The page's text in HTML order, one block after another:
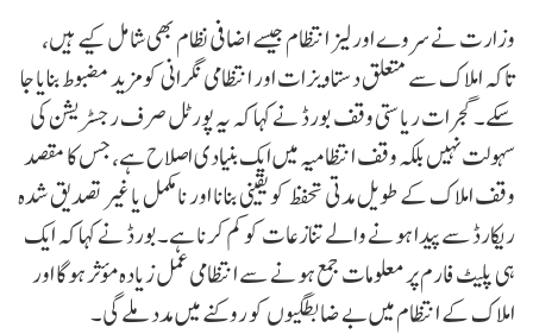
وزارت نے سروے اور لیز انتظام جیسے اضافی نظام بھی شامل کیے ہیں،
تاکہ املاک سے متعلق دستاویزات اور انتظامی نگرانی کو مزید مضبوط بنایا جا
سکے۔ گجرات ریاستی وقف بورڈ نے کہا کہ یہ پورٹل صرف رجسٹریشن کی
سہولت نہیں بلکہ وقف انتظامیہ میں ایک بنیادی اصلاح ہے، جس کا مقصد
وقف املاک کے طویل مدتی تحفظ کو یقینی بنانا اور نامکمل یا غیر تصدیق شدہ
ریکارڈ سے پیدا ہونے والے تنازعات کو کم کرنا ہے۔بورڈ نے کہا کہ ایک
ہی پلیٹ فارم پر معلومات جمع ہونے سے انتظامی عمل زیادہ مؤثر ہوگا اور
املاک کے انتظام میں بے ضابطگیوں کو روکنے میں مدد ملے گی۔